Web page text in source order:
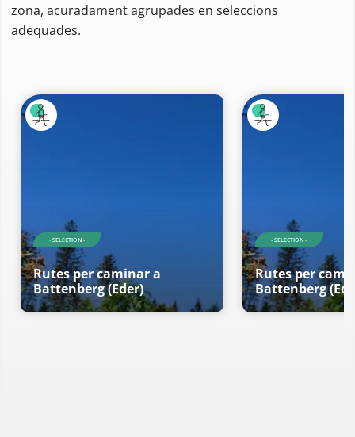
zona, acuradament agrupades en seleccions
adequades.
- SELECTION -
Rutes per caminar a
Battenberg (Eder)
- SELECTION -
Rutes per
Battenberg